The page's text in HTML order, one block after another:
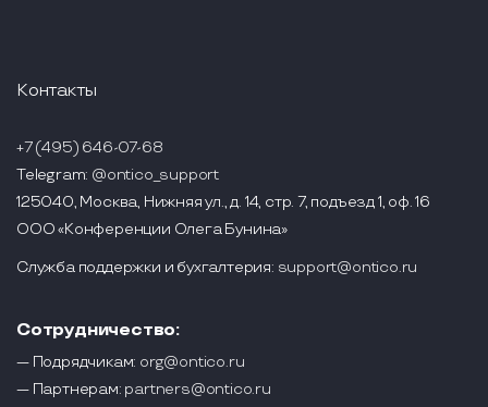
Контакты
+7 (495) 646-07-68
Telegram: @ontico_support
125040, Москва, Нижняя ул., д. 14, стр. 7, подъезд 1, оф. 16
ООО «Конференции Олега Бунина»
Служба поддержки и бухгалтерия: support@ontico.ru
Сотрудничество:
— Подрядчикам: org@ontico.ru
— Партнерам: partners@ontico.ru